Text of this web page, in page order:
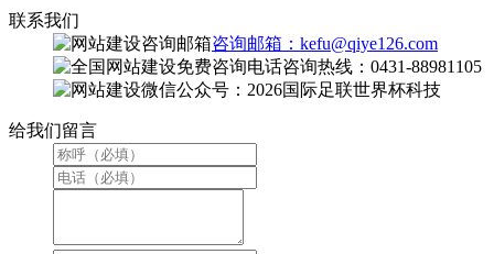
联系我们
咨询邮箱：kefu@qiye126.com
咨询热线：0431-88981105
微信公众号：2026国际足联世界杯科技
给我们留言